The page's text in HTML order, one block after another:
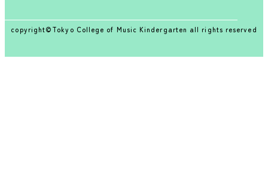
copyright©Tokyo College of Music Kindergarten all rights reserved